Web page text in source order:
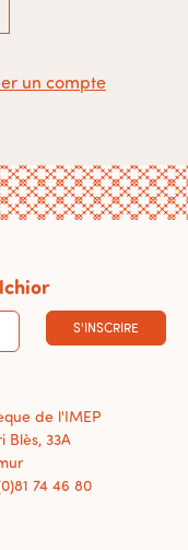
un compte
S'INSCRIRE
de l'IMEP
Blès, 33A
74 46 80